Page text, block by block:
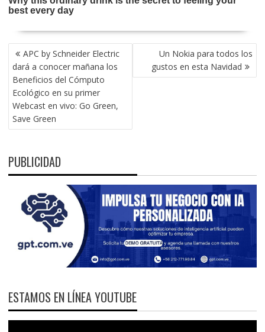
NAVEGACIÓN
DE
ENTRADAS
APC by Schneider Electric
dará a conocer mañana los
Beneficios del Cómputo
Ecológico en su primer
Webcast en vivo: Go Green,
Save Green
Un Nokia para todos los
gustos en esta Navidad
PUBLICIDAD
ESTAMOS EN LÍNEA YOUTUBE